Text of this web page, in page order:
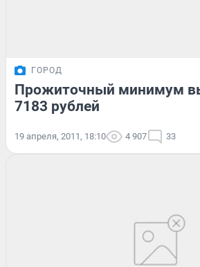
ГОРОД
Прожиточный минимум
7183 рублей
19 апреля, 2011, 18:10 4 907 33